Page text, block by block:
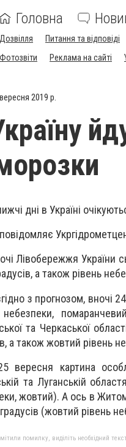
Головна
Дозвілля Питання та відповіді
Фотозвіти
Реклама на сайті
2019 р.
дні в Україні
Лівобережжя України
а також рівень
з прогнозом, вночі
небезпеки,
та Черкаської
а також жовтий рівень
вересня картина
та Луганській
жовтий). А ось в
(жовтий рівень
помилку, виділіть необхідний